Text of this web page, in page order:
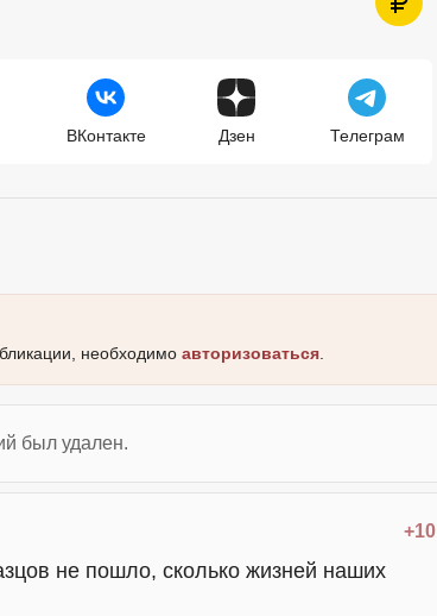
ВКонтакте Дзен Телеграм
необходимо авторизоваться
был удален.
+10
не пошло, сколько жизней наших